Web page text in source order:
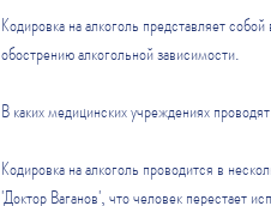
Кодировка на алкоголь представляет
обострению алкогольной зависимости.
В каких медицинских учреждениях
Кодировка на алкоголь проводится в
'Доктор Ваганов', что человек перестает